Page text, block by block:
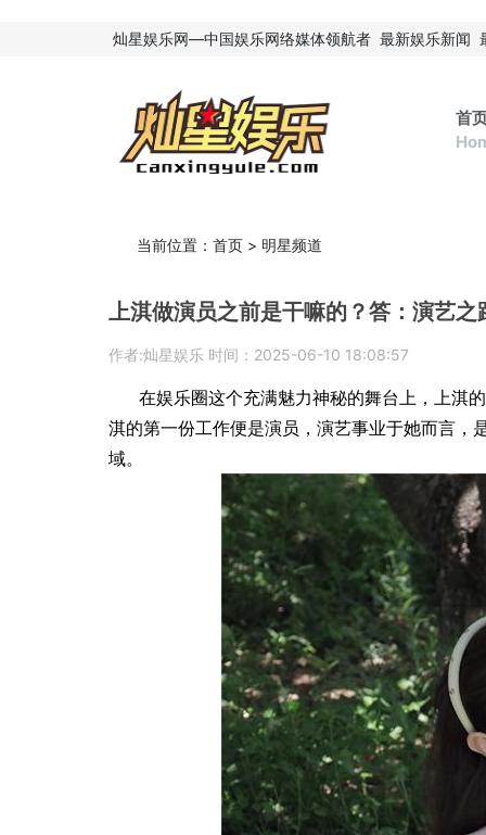
灿星娱乐网—中国娱乐网络媒体领航者 最新娱乐新闻
首
当前位置： 首页 > 明星频道
上淇做演员之前是干嘛的？答：演艺之
作者:灿星娱乐 时间：2025-06-10 18:08:57
在娱乐圈这个充满魅力神秘的舞台上，上淇
淇的第一份工作便是演员，演艺事业于她而言，
域。
奇想有「感」而发 焕启
感官新体验